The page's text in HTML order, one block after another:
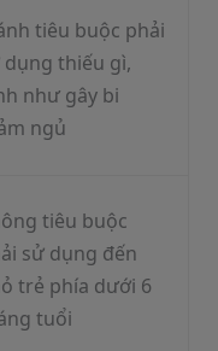
tiêu buộc phải
dụng thiếu gì,
như gây bi
ngủ
tiêu buộc
sử dụng đến
trẻ phía dưới 6
tuổi